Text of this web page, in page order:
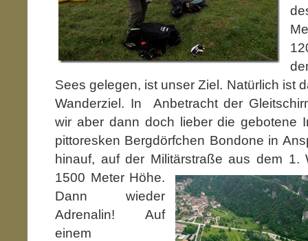
Sees gelegen, ist unser Ziel. Natürlich ist
Wanderziel. In Anbetracht der
wir aber dann doch lieber die gebotene
pittoresken Bergdörfchen Bondone in
hinauf, auf der Militärstraße aus dem 1.
1500 Meter Höhe.
Dann wieder
Adrenalin! Auf
einem